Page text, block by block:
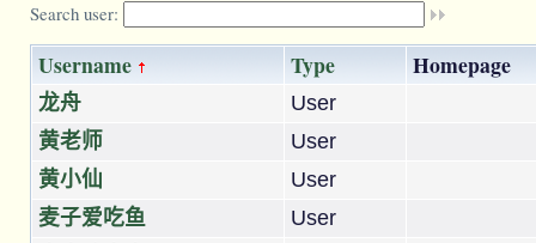
Search user:
Username Type Homepage
龙舟
User
黄老师
User
黄小仙
User
麦子爱吃鱼
User